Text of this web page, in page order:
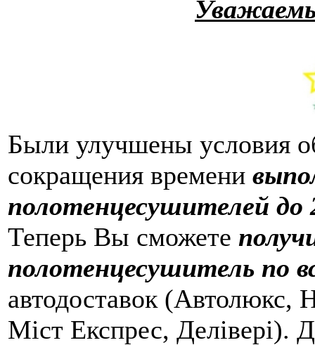
Были улучшены условия
сокращения времени
полотенцесушителей до
Теперь Вы сможете
полотенцесушитель по
автодоставок
Міст Експрес, Делівері).